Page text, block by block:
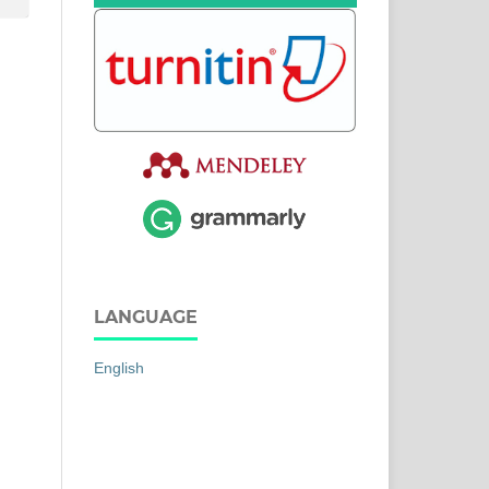
LANGUAGE
English